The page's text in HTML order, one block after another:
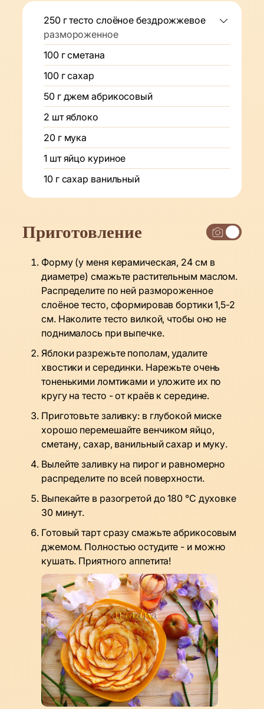
250 гтесто слоёное бездрожжевое
размороженное
100 гсметана
100 гсахар
50 г джем абрикосовый
2 шт яблоко
20 г мука
1 шт яйцо куриное
10 г сахар ванильный
Приготовление
Форму (у меня керамическая, 24 см в
диаметре) смажьте растительным маслом.
Распределите по ней размороженное
слоёное тесто, сформировав бортики 1,5-2
см. Наколите тесто вилкой, чтобы оно не
поднималось при выпечке.
Яблоки разрежьте пополам, удалите
хвостики и серединки. Нарежьте очень
тоненькими ломтиками и уложите их по
кругу на тесто - от краёв к середине.
Приготовьте заливку: в глубокой миске
хорошо перемешайте венчиком яйцо,
сметану, сахар, ванильный сахар и муку.
Вылейте заливку на пирог и равномерно
распределите по всей поверхности.
Выпекайте в разогретой до 180 °C духовке
30 минут.
Готовый тарт сразу смажьте абрикосовым
джемом. Полностью остудите - и можно
кушать. Приятного аппетита!